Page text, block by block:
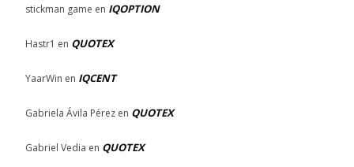
stickman game en IQOPTION
Hastr1 en QUOTEX
YaarWin en IQCENT
Gabriela Ávila Pérez en QUOTEX
Gabriel Vedia en QUOTEX